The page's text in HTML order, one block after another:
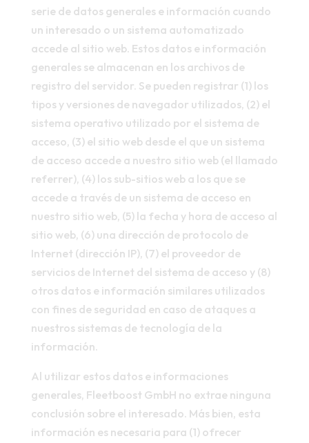
serie de datos generales e información cuando
un interesado o un sistema automatizado
accede al sitio web. Estos datos e información
generales se almacenan en los archivos de
registro del servidor. Se pueden registrar (1) los
tipos y versiones de navegador utilizados, (2) el
sistema operativo utilizado por el sistema de
acceso, (3) el sitio web desde el que un sistema
de acceso accede a nuestro sitio web (el llamado
referrer), (4) los sub-sitios web a los que se
accede a través de un sistema de acceso en
nuestro sitio web, (5) la fecha y hora de acceso al
sitio web, (6) una dirección de protocolo de
Internet (dirección IP), (7) el proveedor de
servicios de Internet del sistema de acceso y (8)
otros datos e información similares utilizados
con fines de seguridad en caso de ataques a
nuestros sistemas de tecnología de la
información.
Al utilizar estos datos e informaciones
generales, Fleetboost GmbH no extrae ninguna
conclusión sobre el interesado. Más bien, esta
información es necesaria para (1) ofrecer